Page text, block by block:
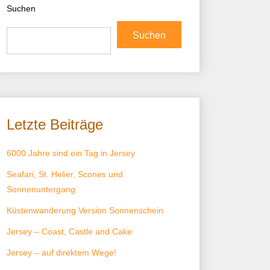
Suchen
Suchen
Letzte Beiträge
6000 Jahre sind ein Tag in Jersey
Seafari, St. Helier, Scones und
Sonnenuntergang
Küstenwanderung Version Sonnenschein
Jersey – Coast, Castle and Cake
Jersey – auf direktem Wege!